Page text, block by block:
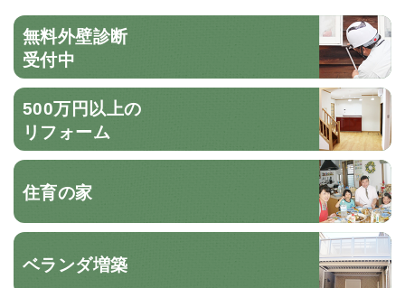
無料外壁診断
受付中
500万円以上の
リフォーム
住育の家
ベランダ増築